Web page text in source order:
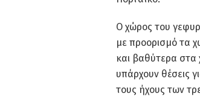
Ο χώρος του
με προορισμό τα
και βαθύτερα στα
υπάρχουν θέσεις
τους ήχους των